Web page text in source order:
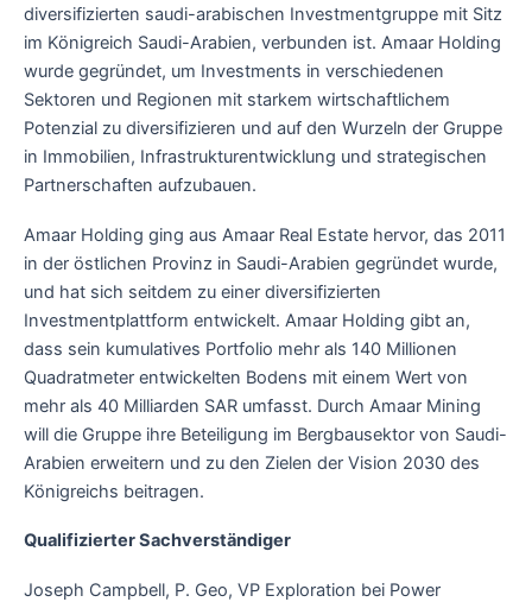
diversifizierten saudi-arabischen Investmentgruppe mit Sitz
im Königreich Saudi-Arabien, verbunden ist. Amaar Holding
wurde gegründet, um Investments in verschiedenen
Sektoren und Regionen mit starkem wirtschaftlichem
Potenzial zu diversifizieren und auf den Wurzeln der Gruppe
in Immobilien, Infrastrukturentwicklung und strategischen
Partnerschaften aufzubauen.
Amaar Holding ging aus Amaar Real Estate hervor, das 2011
in der östlichen Provinz in Saudi-Arabien gegründet wurde,
und hat sich seitdem zu einer diversifizierten
Investmentplattform entwickelt. Amaar Holding gibt an,
dass sein kumulatives Portfolio mehr als 140 Millionen
Quadratmeter entwickelten Bodens mit einem Wert von
mehr als 40 Milliarden SAR umfasst. Durch Amaar Mining
will die Gruppe ihre Beteiligung im Bergbausektor von Saudi-
Arabien erweitern und zu den Zielen der Vision 2030 des
Königreichs beitragen.
Qualifizierter Sachverständiger
Joseph Campbell, P. Geo, VP Exploration bei Power